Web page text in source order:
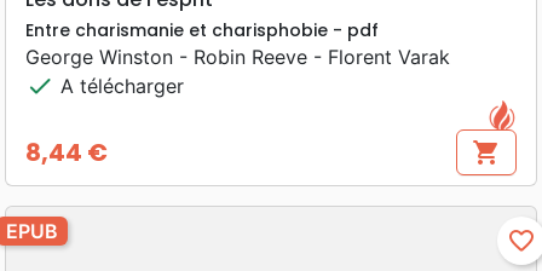
Entre charismanie et charisphobie - pdf
George Winston - Robin Reeve - Florent Varak
check A télécharger
Prix
8,44 € shopping_cart
EPUB favorite_border